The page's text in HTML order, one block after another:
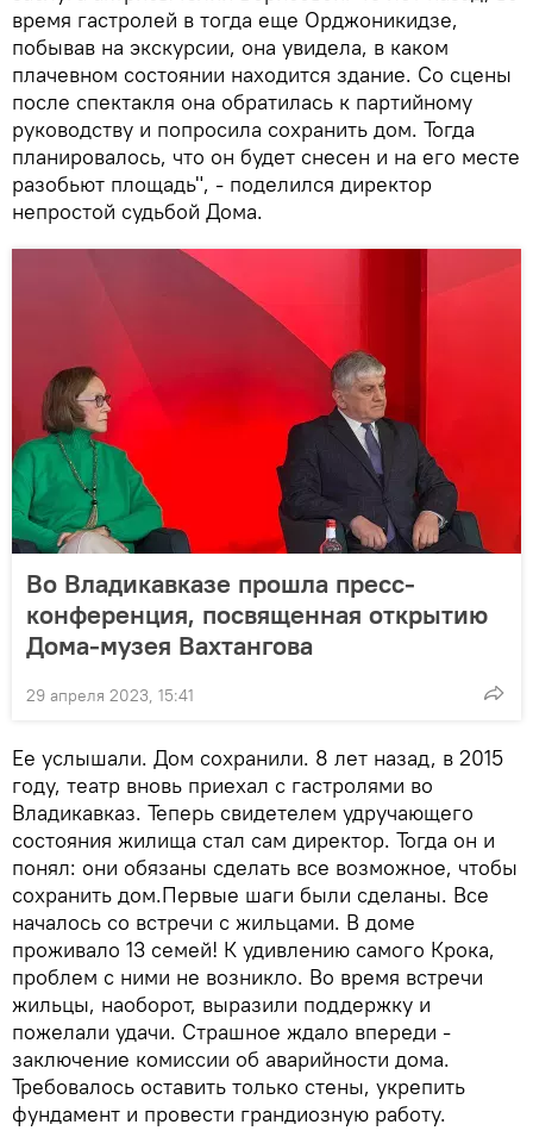
время гастролей в тогда еще Орджоникидзе,
побывав на экскурсии, она увидела, в каком
плачевном состоянии находится здание. Со сцены
после спектакля она обратилась к партийному
руководству и попросила сохранить дом. Тогда
планировалось, что он будет снесен и на его месте
разобьют площадь", - поделился директор
непростой судьбой Дома.
Во Владикавказе прошла пресс-
конференция, посвященная открытию
Дома-музея Вахтангова
29 апреля 2023, 15:41
Ее услышали. Дом сохранили. 8 лет назад, в 2015
году, театр вновь приехал с гастролями во
Владикавказ. Теперь свидетелем удручающего
состояния жилища стал сам директор. Тогда он и
понял: они обязаны сделать все возможное, чтобы
сохранить дом.Первые шаги были сделаны. Все
началось со встречи с жильцами. В доме
проживало 13 семей! К удивлению самого Крока,
проблем с ними не возникло. Во время встречи
жильцы, наоборот, выразили поддержку и
пожелали удачи. Страшное ждало впереди -
заключение комиссии об аварийности дома.
Требовалось оставить только стены, укрепить
фундамент и провести грандиозную работу.